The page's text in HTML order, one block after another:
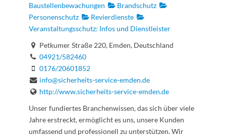
Baustellenbewachungen
Brandschutz
Personenschutz
Revierdienste
Veranstaltungsschutz: Infos und Dienstleister
Petkumer Straße 220, Emden, Deutschland
04921/582460
0176/20601852
info@sicherheits-service-emden.de
http://www.sicherheits-service-emden.de
Unser fundiertes Branchenwissen, das sich über viele
Jahre erstreckt, ermöglicht es uns, unsere Kunden
umfassend und professionell zu unterstützen. Wir